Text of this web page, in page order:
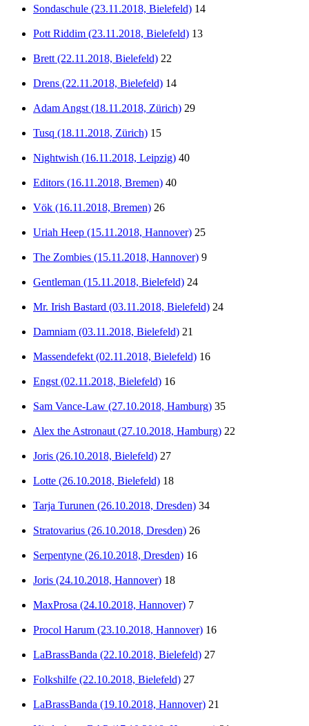
Sondaschule (23.11.2018, Bielefeld) 14
Pott Riddim (23.11.2018, Bielefeld) 13
Brett (22.11.2018, Bielefeld) 22
Drens (22.11.2018, Bielefeld) 14
Adam Angst (18.11.2018, Zürich) 29
Tusq (18.11.2018, Zürich) 15
Nightwish (16.11.2018, Leipzig) 40
Editors (16.11.2018, Bremen) 40
Vök (16.11.2018, Bremen) 26
Uriah Heep (15.11.2018, Hannover) 25
The Zombies (15.11.2018, Hannover) 9
Gentleman (15.11.2018, Bielefeld) 24
Mr. Irish Bastard (03.11.2018, Bielefeld) 24
Damniam (03.11.2018, Bielefeld) 21
Massendefekt (02.11.2018, Bielefeld) 16
Engst (02.11.2018, Bielefeld) 16
Sam Vance-Law (27.10.2018, Hamburg) 35
Alex the Astronaut (27.10.2018, Hamburg) 22
Joris (26.10.2018, Bielefeld) 27
Lotte (26.10.2018, Bielefeld) 18
Tarja Turunen (26.10.2018, Dresden) 34
Stratovarius (26.10.2018, Dresden) 26
Serpentyne (26.10.2018, Dresden) 16
Joris (24.10.2018, Hannover) 18
MaxProsa (24.10.2018, Hannover) 7
Procol Harum (23.10.2018, Hannover) 16
LaBrassBanda (22.10.2018, Bielefeld) 27
Folkshilfe (22.10.2018, Bielefeld) 27
LaBrassBanda (19.10.2018, Hannover) 21